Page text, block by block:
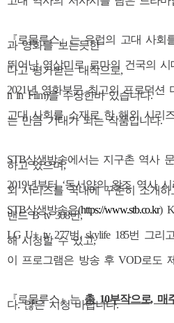
『로물루스』는 유럽의 고대 사회
과영화를 보는듯한
뛰어난 영상미로 로마의 건국의
다고 평가받는 대작으로,
2021년 영화부문 최고의 프로덕션
n in Film)을 수상한바 있습니다.
고대 사회를 소재로 한 해외 시리
는 만큼 기대가 되는 작품입니다.
STB상생방송에서는 지구촌 역사
하고 있으며,
2019년부터 ‘동서양의 왕조 역사
외 시리즈를 국내에 꾸준히 소개하
STB상생방송은(https://www.stb.co.kr)
밴드 B tv 308번,
LG U+ tv 277번, skylife 185번 그
해 시청할 수 있고,
이 프로그램은 방송 후 VOD로도
『로물루스』는총 10부작으로,
다.많은 시청 바랍니다.